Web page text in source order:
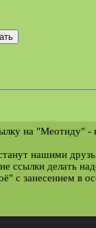
на "Меотиду" -
нашими
ссылки делать
с занесением в